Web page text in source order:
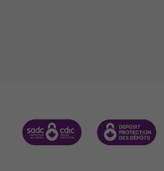
SOCIÉTÉ D'ASSURANCE-DÉPÔTS
CDIC